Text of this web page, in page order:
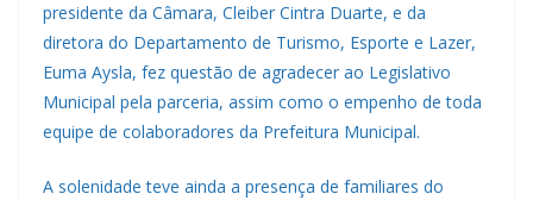
presidente da Câmara, Cleiber Cintra Duarte, e da
diretora do Departamento de Turismo, Esporte e Lazer,
Euma Aysla, fez questão de agradecer ao Legislativo
Municipal pela parceria, assim como o empenho de toda
equipe de colaboradores da Prefeitura Municipal.
A solenidade teve ainda a presença de familiares do